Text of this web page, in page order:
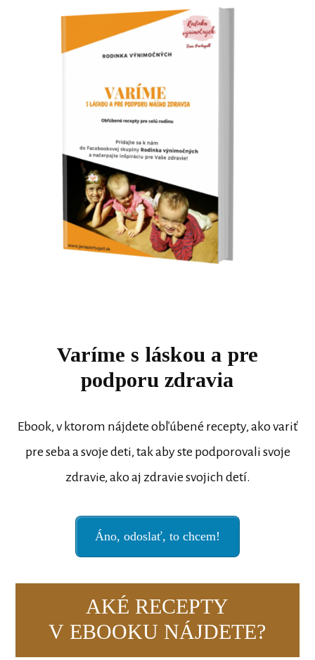
Varíme s láskou a pre
podporu zdravia
Ebook, v ktorom nájdete obľúbené recepty, ako variť
pre seba a svoje deti, tak aby ste podporovali svoje
zdravie, ako aj zdravie svojich detí.
Áno, odoslať, to chcem!
AKÉ RECEPTY
V EBOOKU NÁJDETE?